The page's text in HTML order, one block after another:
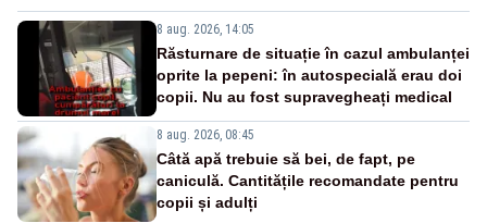
8 aug. 2026, 14:05
Răsturnare de situație în cazul ambulanței
oprite la pepeni: în autospecială erau doi
copii. Nu au fost supravegheați medical
8 aug. 2026, 08:45
Câtă apă trebuie să bei, de fapt, pe
caniculă. Cantitățile recomandate pentru
copii și adulți